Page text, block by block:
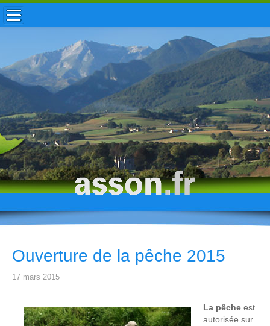
ACCUEIL / INFOS
MUNICIPALITÉ
VIE LOCALE
ENFANCE
TOURISME
HISTOIRE
Ouverture de la pêche 2015
17 mars 2015
La pêche est
autorisée sur